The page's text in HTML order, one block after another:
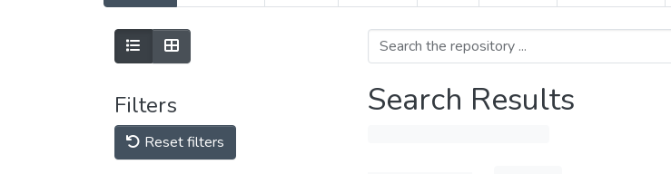
Filters
Reset filters
Search Results